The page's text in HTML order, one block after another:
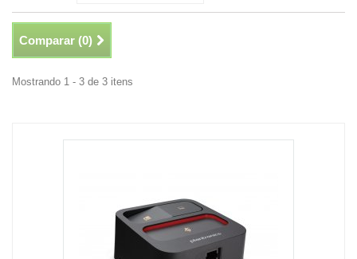
Comparar (0)
Mostrando 1 - 3 de 3 itens